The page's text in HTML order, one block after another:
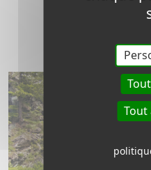
Tout